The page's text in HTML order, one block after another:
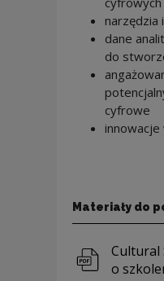
narzędzia
dane
do
cyfrowe
innowacje
Materiały do
Pobierz
Cultural
o